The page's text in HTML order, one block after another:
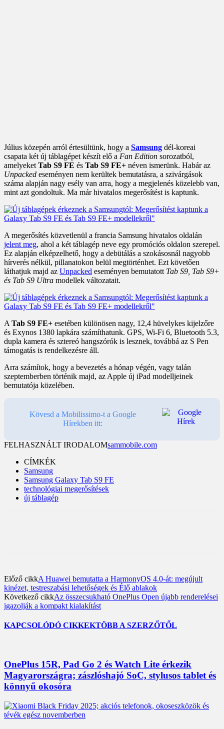
Július közepén arról értesültünk, hogy a Samsung dél-koreai
csapata két új táblagépet készít elő a Fan Edition sorozatból,
amelyeket Tab S9 FE és Tab S9 FE+ néven ismerünk. Habár az
Unpacked eseményen nem kerültek bemutatásra, a szivárgások
száma alapján nagy esély van arra, hogy a megjelenés közelebb van,
mint azt gondoltuk. Ma már hivatalos megerősítést is kaptunk.
A megerősítés közvetlenül a francia Samsung hivatalos oldalán
jelent meg, ahol a két táblagép neve egy promóciós oldalon szerepel.
Ez alapján elképzelhető, hogy a debütálás a szokásosnál nagyobb
hírverés nélkül, pillanatokon belül megtörténhet. Ezt követően
láthatjuk majd az Unpacked eseményen bemutatott Tab S9, Tab S9+
és Tab S9 Ultra modellek változatait.
A Tab S9 FE+ esetében különösen nagy, 12,4 hüvelykes kijelzőre
és Exynos 1380 lapkára számíthatunk. GPS, Wi-Fi 6, Bluetooth 5.3,
dupla kamera és sztereó hangszórók is lesznek, továbbá az S Pen
támogatás is rendelkezésre áll.
Arra számítok, hogy a bevezetés a hónap végén, vagy talán
szeptemberben történik majd, az Apple új iPad modelljeinek
bemutatója közelében.
Kövesd a Mobilissimo-t a Google
Hírekben itt:
FELHASZNÁLT IRODALOMsammobile.com
CÍMKÉK
Samsung
Samsung Galaxy Tab S9 FE
technológiai megerősítések
új táblagép
Előző cikkA Huawei bemutatta a HarmonyOS 4.0-át: megújult
kinézet, testreszabási lehetőségek és Élő ablakok
Következő cikkAz összecsukható OnePlus Open újabb renderelései
igazolják a kompakt kialakítást
KAPCSOLÓDÓ CIKKEKTÖBB A SZERZŐTŐL
OnePlus 15R, Pad Go 2 és Watch Lite érkezik
Magyarországra; zászlóshajó SoC, stylusos tablet és
könnyű okosóra